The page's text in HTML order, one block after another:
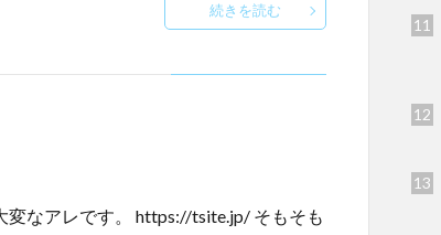
続きを読む
なアレです。 https://tsite.jp/ そもそも